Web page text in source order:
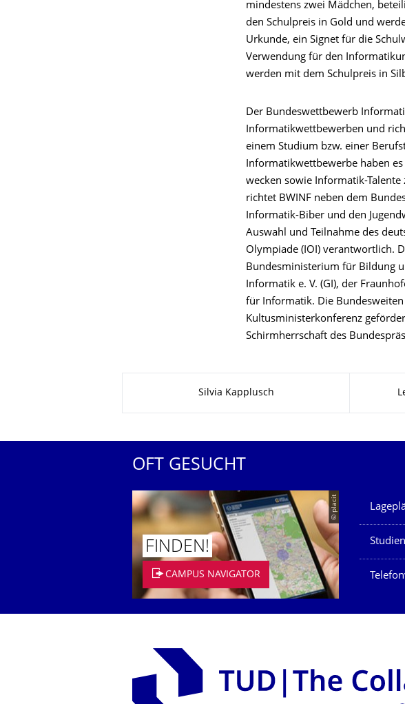
mindestens zwei Mädchen,
den Schulpreis in Gold und
Urkunde, ein Signet für die
Verwendung für den
werden mit dem Schulpreis in
Der Bundeswettbewerb
Informatikwettbewerben und
einem Studium bzw. einer
Informatikwettbewerbe haben
wecken sowie Informatik-
richtet BWINF neben dem
Informatik-Biber und den
Auswahl und Teilnahme des
Olympiade (IOI) verantwortlich.
Bundesministerium für Bildung
Informatik e. V. (GI), der
für Informatik. Die
Kultusministerkonferenz
Schirmherrschaft des
Silvia Kapplusch
OFT GESUCHT
© placit
FINDEN!
CAMPUS NAVIGATOR